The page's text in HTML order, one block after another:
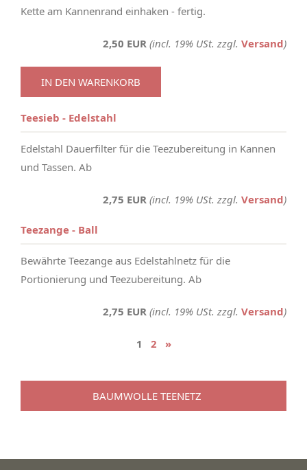
Kette am Kannenrand einhaken - fertig.
2,50 EUR (incl. 19% USt. zzgl. Versand)
IN DEN WARENKORB
Teesieb - Edelstahl
Edelstahl Dauerfilter für die Teezubereitung in Kannen
und Tassen. Ab
2,75 EUR (incl. 19% USt. zzgl. Versand)
Teezange - Ball
Bewährte Teezange aus Edelstahlnetz für die
Portionierung und Teezubereitung. Ab
2,75 EUR (incl. 19% USt. zzgl. Versand)
1 2 »
BAUMWOLLE TEENETZ